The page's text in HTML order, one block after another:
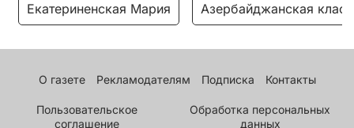
Екатериненская Мария Азербайджанская
О газете Рекламодателям Подписка Контакты
Пользовательское
соглашение
Обработка персональных
данных